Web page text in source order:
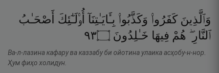
وَٱلَّذِينَ كَفَرُوا۟ وَكَذَّبُوا۟ بِـَٔايَـٰتِنَآ أُو۟لَـٰٓئِكَ أَصْحَـٰبُ
ٱلنَّارِ ۖ هُمْ فِيهَا خَـٰلِدُونَ ۝٣٩
Ва-л-лазина кафару ва каззабу би ойотина улаика асҳобу-н-нор.
Ҳум фиҳо холидун.